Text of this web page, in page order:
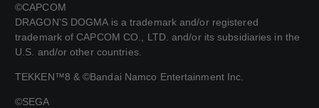
©CAPCOM
DRAGON'S DOGMA is a trademark and/or registered
trademark of CAPCOM CO., LTD. and/or its subsidiaries in the
U.S. and/or other countries.
TEKKEN™8 & ©Bandai Namco Entertainment Inc.
©SEGA